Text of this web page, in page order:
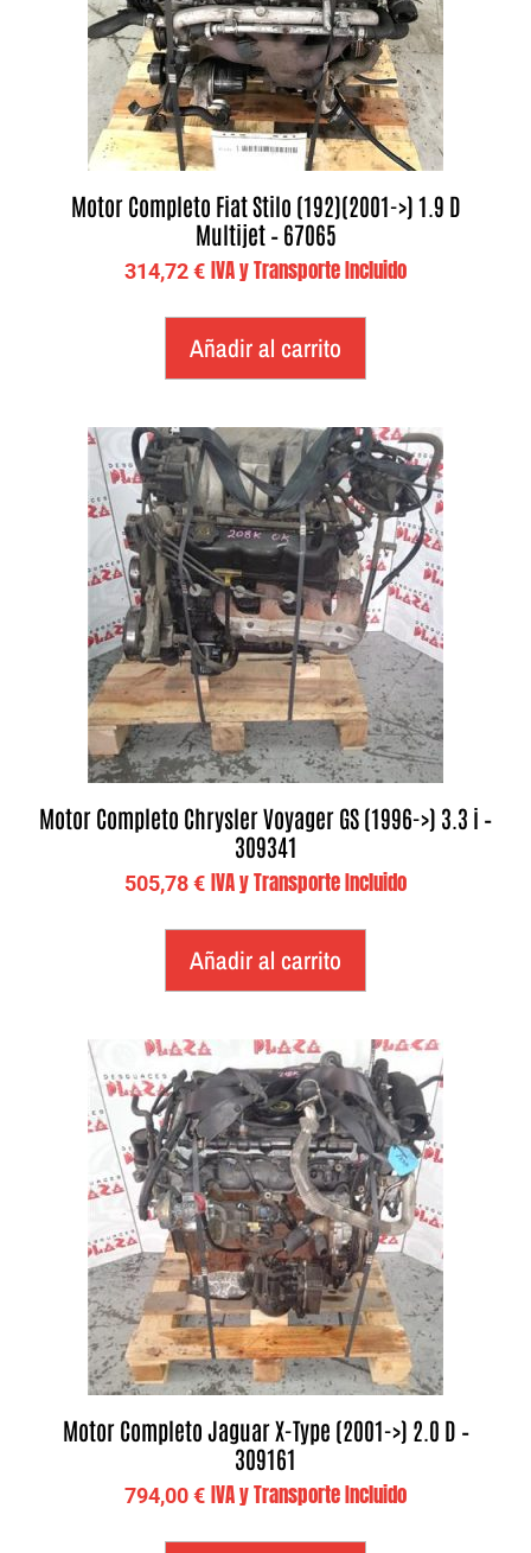
Motor Completo Fiat Stilo (192)(2001->) 1.9 D
Multijet – 67065
314,72€ IVA y Transporte Incluido
Añadir al carrito
Motor Completo Chrysler Voyager GS (1996->) 3.3 i –
309341
505,78€ IVA y Transporte Incluido
Añadir al carrito
Motor Completo Jaguar X-Type (2001->) 2.0 D –
309161
794,00€ IVA y Transporte Incluido